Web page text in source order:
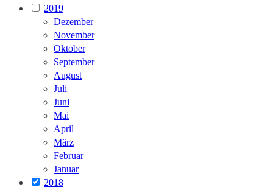
2019
Dezember
November
Oktober
September
August
Juli
Juni
Mai
April
März
Februar
Januar
2018